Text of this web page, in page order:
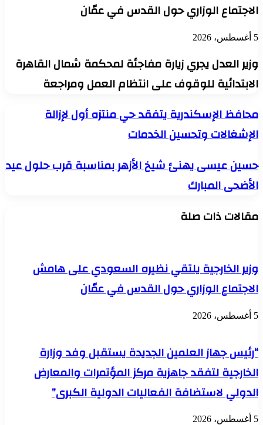
الاجتماع الوزاري حول القدس في عمّان
5 أغسطس، 2026
وزير العدل يجري زيارة مفاجئة لمحكمة شمال القاهرة
الابتدائية للوقوف على انتظام العمل ومراجعة
محافظ
الإسكندرية
يتفقد
حي
أول
لإزالة
الإشغالات
الخدمات
محافظ الإسكندرية يتفقد حي منتزه أول لإزالة
الإشغالات وتحسين الخدمات
عيسى
يهنئ
بمناسبة
المبارك
حسين عيسى يهنئ شيخ الأزهر بمناسبة قرب حلول عيد
الأضحى المبارك
مقالات ذات صلة
وزير الخارجية يلتقي نظيره السعودي على هامش
الاجتماع الوزاري حول القدس في عمّان
5 أغسطس، 2026
“رئيس جهاز العلمين الجديدة يستقبل وفد وزارة
الخارجية لتفقد جاهزية مركز المؤتمرات والمعارض
الدولي لاستضافة الفعاليات الدولية الكبرى”
5 أغسطس، 2026